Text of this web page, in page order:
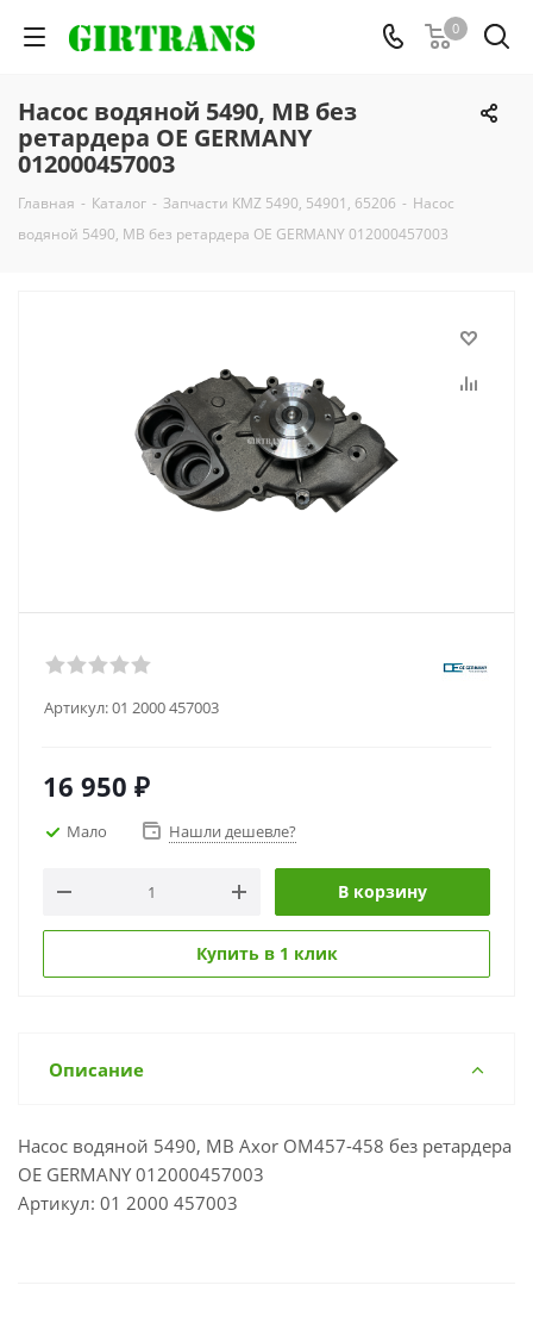
0
Насос водяной 5490, MB без
ретардера OE GERMANY
012000457003
Главная - Каталог - Запчасти KMZ 5490, 54901, 65206 - Насос
водяной 5490, MB без ретардера OE GERMANY 012000457003
Артикул:01 2000 457003
16 950 ₽
Мало Нашли дешевле?
В корзину
Купить в 1 клик
Описание
Насос водяной 5490, MB Axor OM457-458 без ретардера
OE GERMANY 012000457003
Артикул: 01 2000 457003